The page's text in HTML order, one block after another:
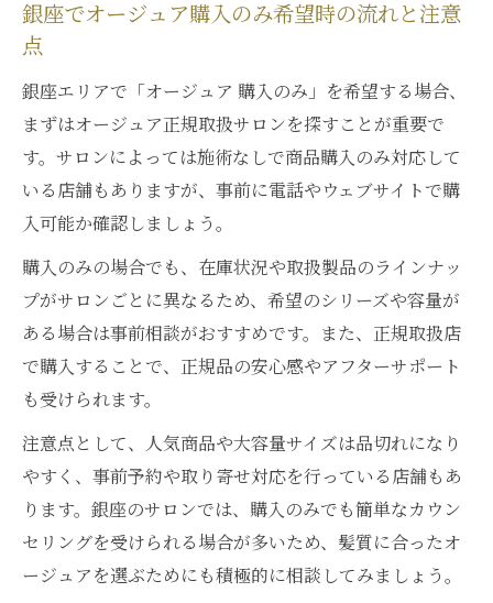
銀座でオージュア購入のみ希望時の流れと注意
点
銀座エリアで「オージュア 購入のみ」を希望する場合、
まずはオージュア正規取扱サロンを探すことが重要で
す。サロンによっては施術なしで商品購入のみ対応して
いる店舗もありますが、事前に電話やウェブサイトで購
入可能か確認しましょう。
購入のみの場合でも、在庫状況や取扱製品のラインナッ
プがサロンごとに異なるため、希望のシリーズや容量が
ある場合は事前相談がおすすめです。また、正規取扱店
で購入することで、正規品の安心感やアフターサポート
も受けられます。
注意点として、人気商品や大容量サイズは品切れになり
やすく、事前予約や取り寄せ対応を行っている店舗もあ
ります。銀座のサロンでは、購入のみでも簡単なカウン
セリングを受けられる場合が多いため、髪質に合ったオ
ージュアを選ぶためにも積極的に相談してみましょう。